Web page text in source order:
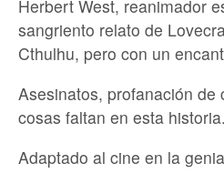
Herbert West, reanimador
sangriento relato de
Cthulhu, pero con un
Asesinatos, profanación
cosas faltan en esta historia.
Adaptado al cine en la